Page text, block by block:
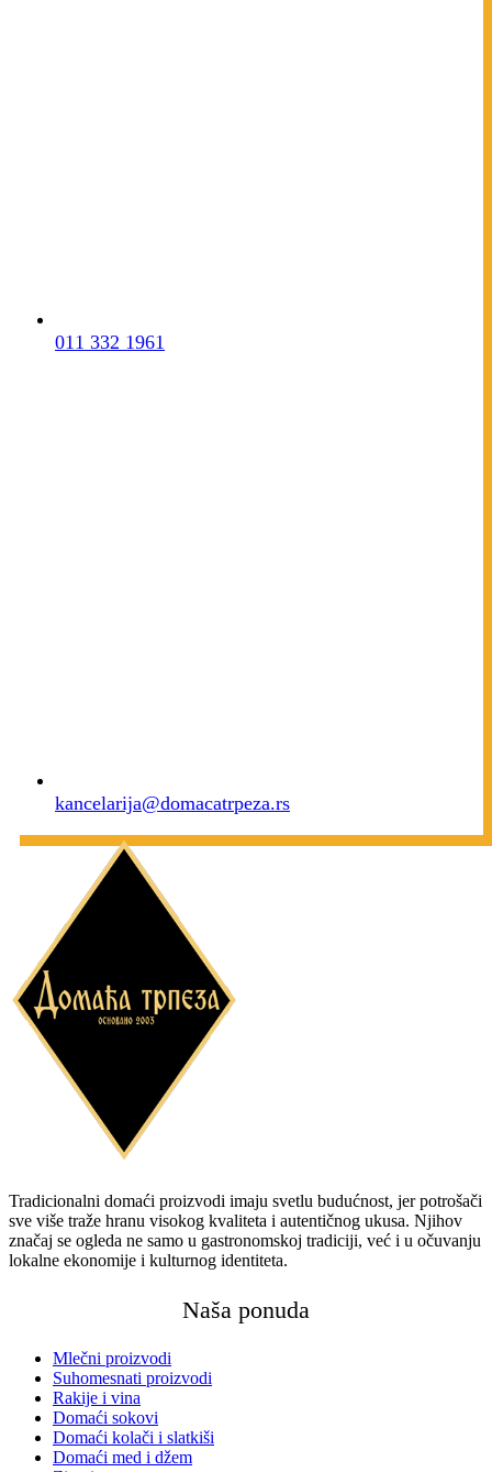
011 332 1961
kancelarija@domacatrpeza.rs
Tradicionalni domaći proizvodi imaju svetlu budućnost, jer potrošači
sve više traže hranu visokog kvaliteta i autentičnog ukusa. Njihov
značaj se ogleda ne samo u gastronomskoj tradiciji, već i u očuvanju
lokalne ekonomije i kulturnog identiteta.
Naša ponuda
Mlečni proizvodi
Suhomesnati proizvodi
Rakije i vina
Domaći sokovi
Domaći kolači i slatkiši
Domaći med i džem